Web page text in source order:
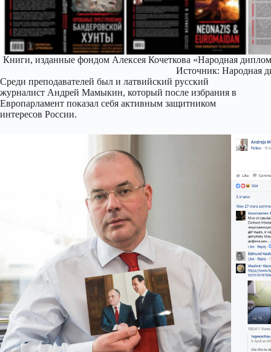
Книги, изданные фондом Алексея Кочеткова «Народная
Источник: Народная
Среди преподавателей был и латвийский русский
журналист Андрей Мамыкин, который после избрания в
Европарламент показал себя активным защитником
интересов России.